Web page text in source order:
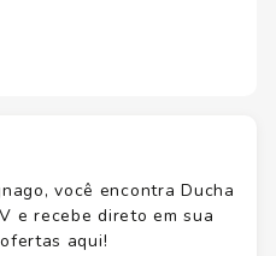
você encontra Ducha
e recebe direto em sua
aqui!